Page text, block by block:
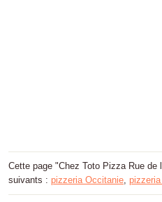
Cette page "Chez Toto Pizza Rue
suivants : pizzeria Occitanie